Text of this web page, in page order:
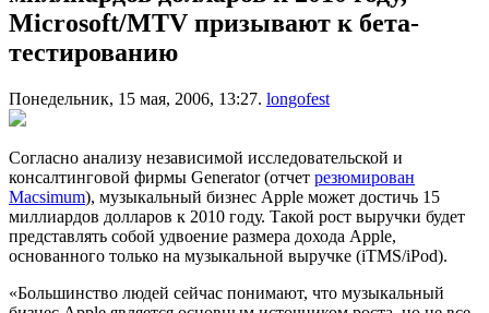
Microsoft/MTV призывают к бета-
тестированию
Понедельник, 15 мая, 2006, 13:27. longofest
Согласно анализу независимой исследовательской и
консалтинговой фирмы Generator (отчет резюмирован
Macsimum), музыкальный бизнес Apple может достичь 15
миллиардов долларов к 2010 году. Такой рост выручки будет
представлять собой удвоение размера дохода Apple,
основанного только на музыкальной выручке (iTMS/iPod).
«Большинство людей сейчас понимают, что музыкальный